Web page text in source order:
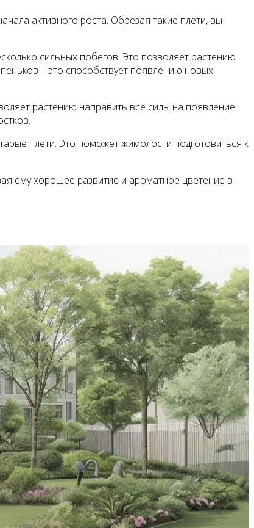
активного роста. Обрезая такие плети, вы
сильных побегов. Это позволяет растению
– это способствует появлению новых
растению направить все силы на появление
плети. Это поможет жимолости подготовиться к
ему хорошее развитие и ароматное цветение в